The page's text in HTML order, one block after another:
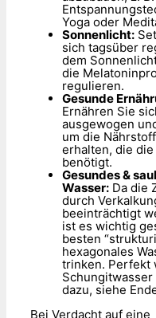
Yoga oder
Sonnenlicht:
sich tagsüber
dem
die
regulieren.
Gesunde
Ernähren Sie
ausgewogen
um die
erhalten, die
benötigt.
Gesundes &
Wasser: Da die
durch
beeinträchtigt
ist es wichtig
besten
hexagonales
trinken. Perfekt
Schungitwasser
dazu, siehe
Bei Verdacht auf eine